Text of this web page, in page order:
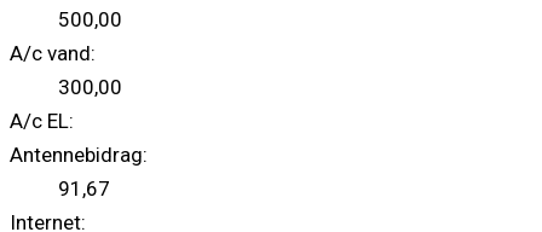
500,00
A/c vand:
300,00
A/c EL:
Antennebidrag:
91,67
Internet: